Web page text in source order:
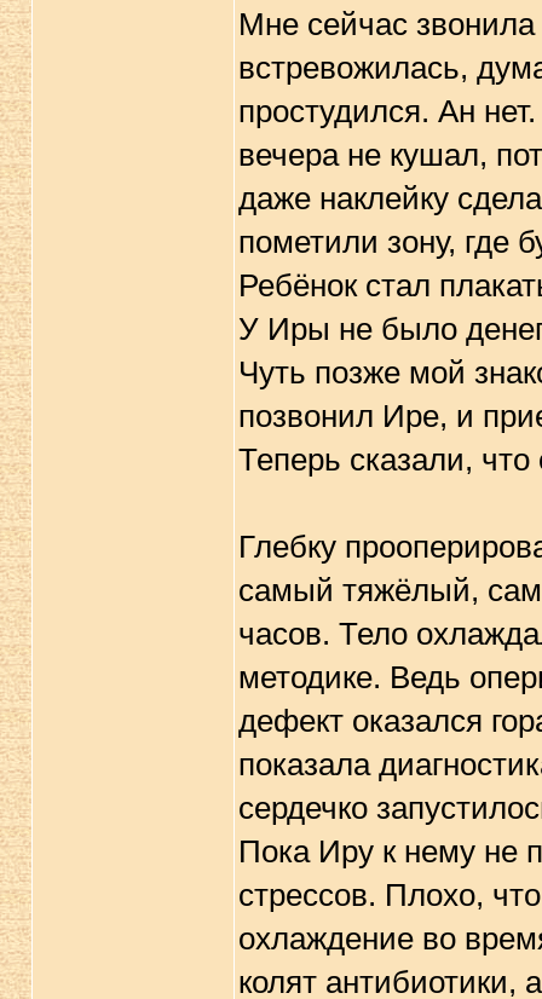
Мне сейчас
встревожилась,
простудился. Ан
вечера не кушал,
даже наклейку
пометили зону, где
Ребёнок стал
У Иры не было денег
Чуть позже мой
позвонил Ире, и
Теперь сказали, что
Глебку
самый тяжёлый,
часов. Тело
методике. Ведь
дефект оказался
показала
сердечко
Пока Иру к нему не
стрессов. Плохо,
охлаждение во
колят антибиотики,